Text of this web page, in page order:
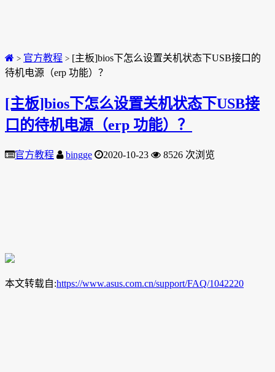
> 官方教程 > [主板]bios下怎么设置关机状态下USB接口的
待机电源（erp 功能）？
[主板]bios下怎么设置关机状态下USB接
口的待机电源（erp 功能）？
官方教程 bingge 2020-10-23 8526 次浏览
本文转载自:https://www.asus.com.cn/support/FAQ/1042220